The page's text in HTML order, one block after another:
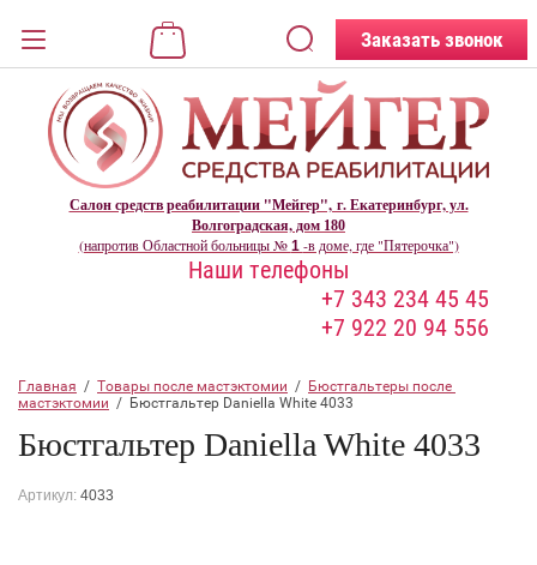
ВХОД В КАБИНЕТ
Логин:
ВОЙТИ
Регистрация
Заказать звонок
Салон средств реабилитации "Мейгер", г. Екатеринбург, ул.
Волгоградская, дом 180
(напротив Областной больницы № 1 -в доме, где "Пятерочка")
Наши телефоны
+7 343 234 45 45
+7 922 20 94 556
Главная
  /
Товары после мастэктомии
  /
Бюстгальтеры после
мастэктомии
  /  Бюстгальтер Daniella White 4033
Бюстгальтер Daniella White 4033
Артикул: 4033